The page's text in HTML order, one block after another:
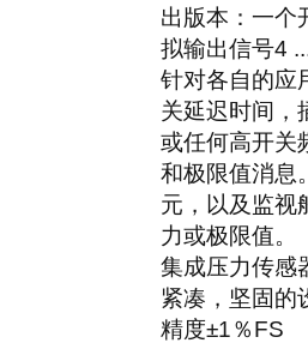
出版本：一个
拟输出信号4
针对各自的应
关延迟时间，
或任何高开关
和极限值消息
元，以及监视
力或极限值。
集成压力传感
紧凑，坚固的
精度±1％FS